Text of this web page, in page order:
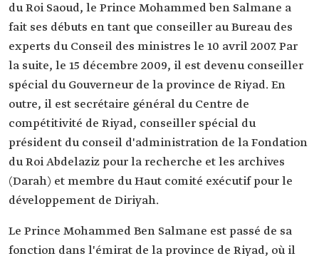
du Roi Saoud, le Prince Mohammed ben Salmane a
fait ses débuts en tant que conseiller au Bureau des
experts du Conseil des ministres le 10 avril 2007. Par
la suite, le 15 décembre 2009, il est devenu conseiller
spécial du Gouverneur de la province de Riyad. En
outre, il est secrétaire général du Centre de
compétitivité de Riyad, conseiller spécial du
président du conseil d'administration de la Fondation
du Roi Abdelaziz pour la recherche et les archives
(Darah) et membre du Haut comité exécutif pour le
développement de Diriyah.
Le Prince Mohammed Ben Salmane est passé de sa
fonction dans l'émirat de la province de Riyad, où il